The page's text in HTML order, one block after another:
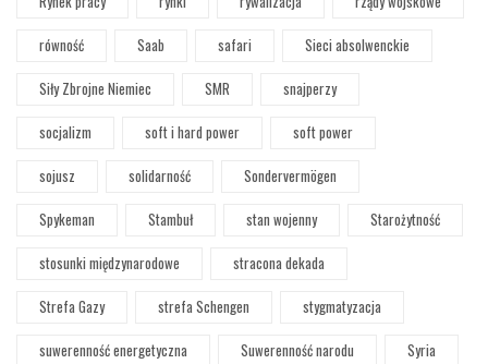
równość
Saab safari
Sieci absolwenckie
Siły Zbrojne Niemiec
SMR
snajperzy
socjalizm
soft i hard power
soft power
sojusz
solidarność
Sondervermögen
Spykeman
Stambuł stan wojenny
Starożytność
stosunki międzynarodowe
stracona dekada
Strefa Gazy
strefa Schengen
stygmatyzacja
suwerenność energetyczna
Suwerenność narodu
Syria